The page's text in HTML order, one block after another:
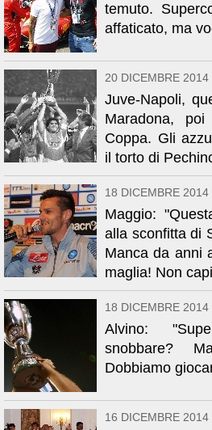
temuto.
affaticato, ma
20 DICEMBRE 2014
Juve-Napoli,
Maradona,
Coppa. Gli
il torto di
18 DICEMBRE 2014
Maggio:
alla sconfitta di
Manca da anni
maglia! Non
18 DICEMBRE 2014
Alvino:
snobbare?
Dobbiamo
16 DICEMBRE 2014